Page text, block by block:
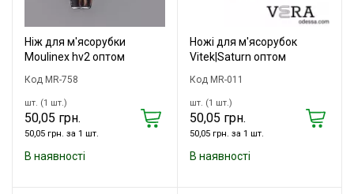
Ніж для м'ясорубки
Moulinex hv2 оптом
Код MR-758
шт. (1 шт.)
50,05 грн.
50,05 грн. за 1 шт.
В наявності
Ножі для м'ясорубок
Vitek|Saturn оптом
Код MR-011
шт. (1 шт.)
50,05 грн.
50,05 грн. за 1 шт.
В наявності